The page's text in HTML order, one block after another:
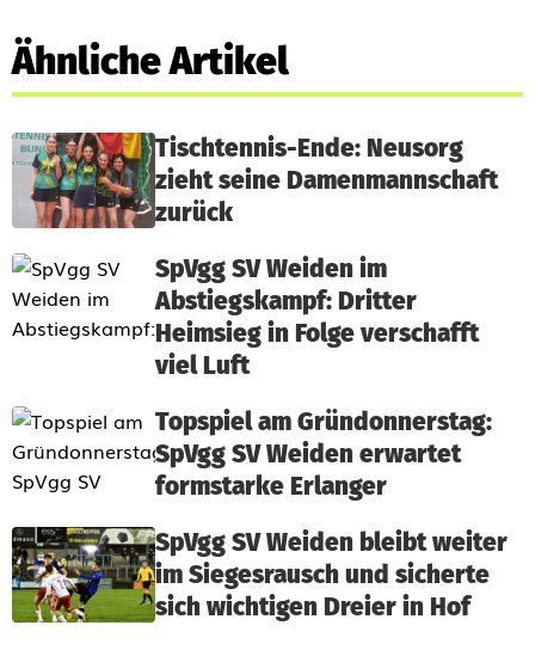
Ähnliche Artikel
Tischtennis-Ende: Neusorg
zieht seine Damenmannschaft
zurück
SpVgg SV Weiden im
Abstiegskampf: Dritter
Heimsieg in Folge verschafft
viel Luft
Topspiel am Gründonnerstag:
SpVgg SV Weiden erwartet
formstarke Erlanger
SpVgg SV Weiden bleibt weiter
im Siegesrausch und sicherte
sich wichtigen Dreier in Hof